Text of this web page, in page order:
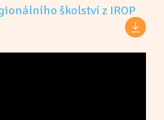
školství z IROP